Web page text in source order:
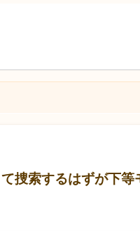
捜索するはずが下